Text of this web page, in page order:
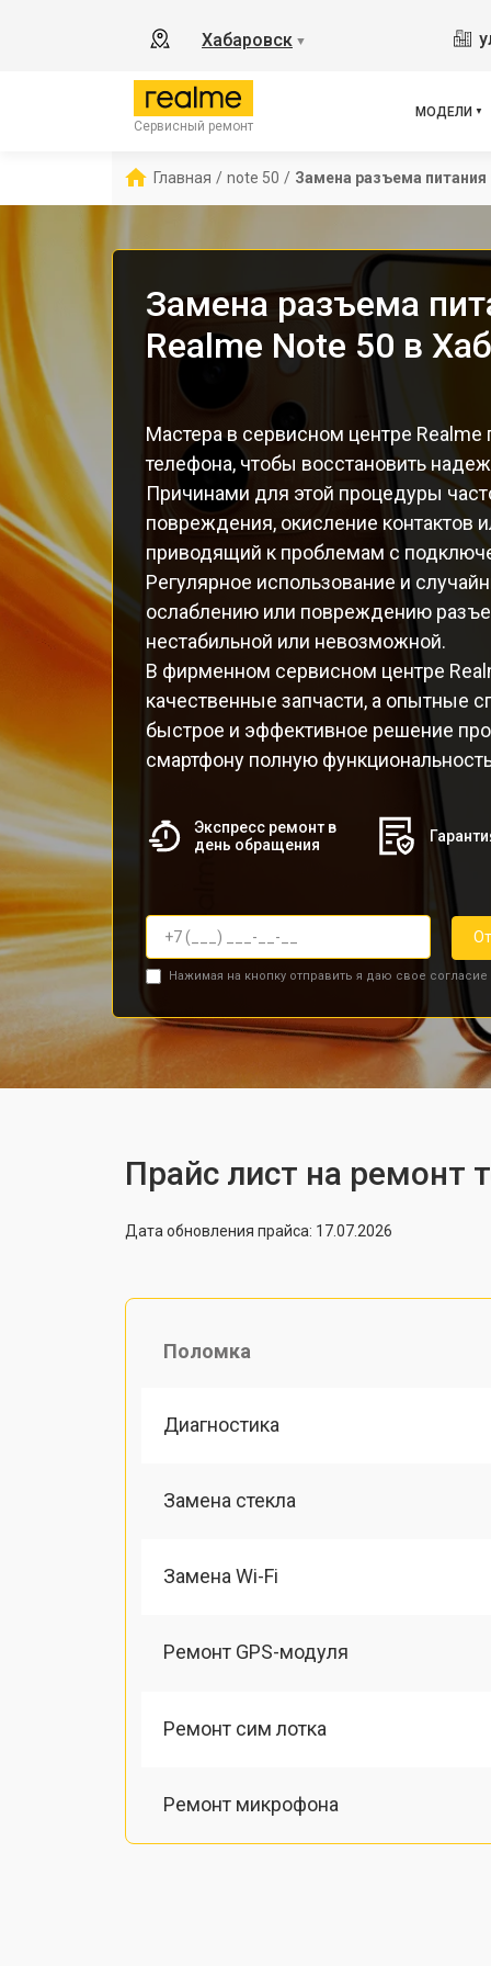
Хабаровск ▼
Сервисный ремонт
МОДЕЛИ
11
C67
Главная / note 50 / Замена разъема питания
Замена разъема
Realme Note 50 в
Мастера в сервисном центре
телефона, чтобы восстановить
Причинами для этой процедуры
повреждения, окисление контактов
приводящий к проблемам с
Регулярное использование и
ослаблению или повреждению
нестабильной или невозможной.
В фирменном сервисном центре
качественные запчасти, а опытные
быстрое и эффективное решение
смартфону полную
Экспресс ремонт в
день обращения
Нажимая на кнопку отправить я даю свое согласие
Прайс лист на ремонт
Дата обновления прайса: 17.07.2026
Поломка
Диагностика
Замена стекла
Замена Wi-Fi
Ремонт GPS-модуля
Ремонт сим лотка
Ремонт микрофона